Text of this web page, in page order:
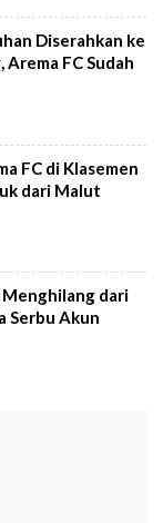
Diserahkan ke
Arema FC Sudah
FC di Klasemen
dari Malut
dari
Serbu Akun